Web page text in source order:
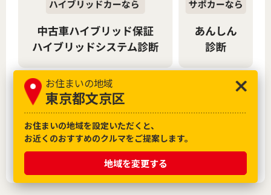
お住まいの地域
東京都文京区
お住まいの地域を設定いただくと、
お近くのおすすめのクルマをご提案します。
地域を変更する